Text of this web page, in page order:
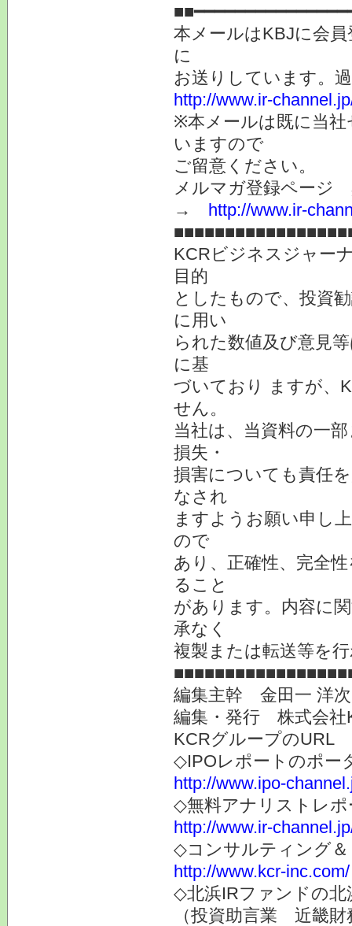
本メールはKBJに会
に
お送りしています。
http://www.ir-
※本メールは既に当
いますので
ご留意ください。
メルマガ登録ページ
→ http://www.ir-
KCRビジネスジャー
目的
としたもので、投資
に用い
られた数値及び意見
に基
づいており ますが、
せん。
当社は、当資料の一
損失・
損害についても責任
なされ
ますようお願い申し
ので
あり、正確性、完全
ること
があります。内容に
承なく
複製または転送等を
編集主幹 金田一 洋
編集・発行 株式会社
KCRグループのURL
◇IPOレポートのポー
http://www.ipo-
◇無料アナリストレ
http://www.ir-
◇コンサルティング＆
http://www.kcr-inc.com/
◇北浜IRファンドの北
（投資助言業 近畿財